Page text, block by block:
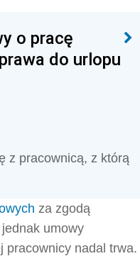
o pracę
do urlopu
z pracownicą, z którą
za zgodą
umowy
pracownicy nadal trwa.